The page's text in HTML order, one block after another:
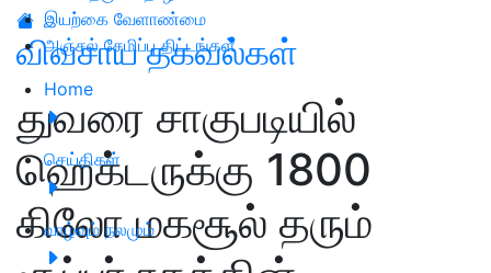
இயற்கை வேளாண்மை
அஞ்சல் சேமிப்பு திட்டங்கள்
Home
செய்திகள்
வாழ்வும் நலமும்
விவசாய தகவல்கள்
துவரை சாகுபடியில்
ஹெக்டருக்கு 1800
கிலோ மகசூல் தரும்